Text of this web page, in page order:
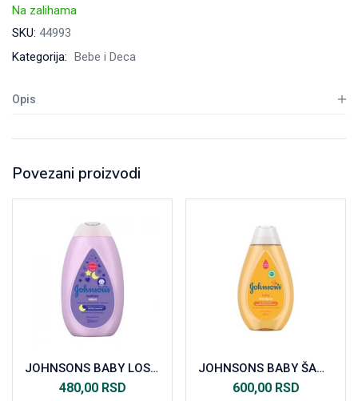
Na zalihama
SKU: 44993
Kategorija: Bebe i Deca
Opis
Povezani proizvodi
JOHNSONS BABY LOSION BEDTIME 300ML
480,00 RSD
JOHNSONS BABY ŠAMPON GOLD 300ML
600,00 RSD